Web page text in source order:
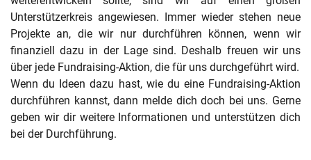
Unterstützerkreis angewiesen. Immer wieder stehen neue
Projekte an, die wir nur durchführen können, wenn wir
finanziell dazu in der Lage sind. Deshalb freuen wir uns
über jede Fundraising-Aktion, die für uns durchgeführt wird.
Wenn du Ideen dazu hast, wie du eine Fundraising-Aktion
durchführen kannst, dann melde dich doch bei uns. Gerne
geben wir dir weitere Informationen und unterstützen dich
bei der Durchführung.